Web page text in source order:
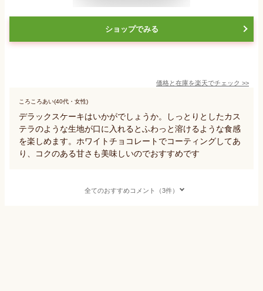
ショップでみる
価格と在庫を楽天でチェック >>
ころころあい(40代・女性)
デラックスケーキはいかがでしょうか。しっとりとしたカス
テラのような生地が口に入れるとふわっと溶けるような食感
を楽しめます。ホワイトチョコレートでコーティングしてあ
り、コクのある甘さも美味しいのでおすすめです
全てのおすすめコメント（3件）